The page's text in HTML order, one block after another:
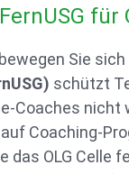
für
Sie
schützt
Coaches nicht
Coaching-
OLG Celle